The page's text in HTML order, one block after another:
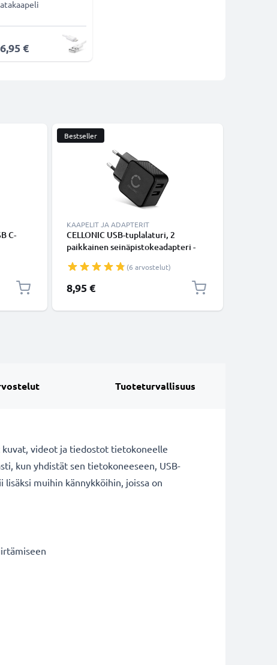
€
C-
Bestseller
KAAPELIT JA ADAPTERIT
CELLONIC USB-tuplalaturi, 2
paikkainen seinäpistokeadapteri -
Kahden latausjohdon verkkovirta-
adapteri
(6 arvostelut)
8,95 €
Tuoteturvallisuus
kuvat, videot ja tiedostot tietokoneelle
kun yhdistät sen tietokoneeseen, USB-
muihin kännykköihin, joissa on